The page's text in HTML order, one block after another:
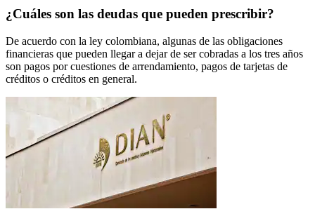
¿Cuáles son las deudas que pueden prescribir?
De acuerdo con la ley colombiana, algunas de las obligaciones
financieras que pueden llegar a dejar de ser cobradas a los tres años
son pagos por cuestiones de arrendamiento, pagos de tarjetas de
créditos o créditos en general.